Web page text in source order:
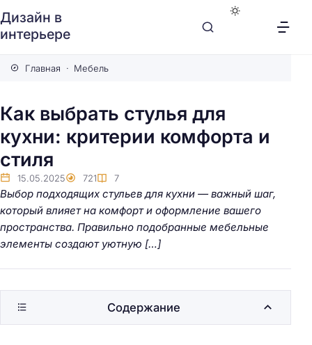
Дизайн в
интерьере
Главная Мебель
Как выбрать стулья для
кухни: критерии комфорта и
стиля
15.05.2025 721 7
Выбор подходящих стульев для кухни — важный шаг,
который влияет на комфорт и оформление вашего
пространства. Правильно подобранные мебельные
элементы создают уютную […]
Содержание